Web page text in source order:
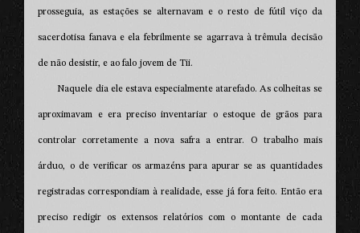
prosseguia, as estações se alternavam e o resto de fútil viço da
sacerdotisa fanava e ela febrilmente se agarrava à trêmula decisão
de não desistir, e ao falo jovem de Tii.
Naquele dia ele estava especialmente atarefado. As colheitas se
aproximavam e era preciso inventariar o estoque de grãos para
controlar corretamente a nova safra a entrar. O trabalho mais
árduo, o de verificar os armazéns para apurar se as quantidades
registradas correspondiam à realidade, esse já fora feito. Então era
preciso redigir os extensos relatórios com o montante de cada